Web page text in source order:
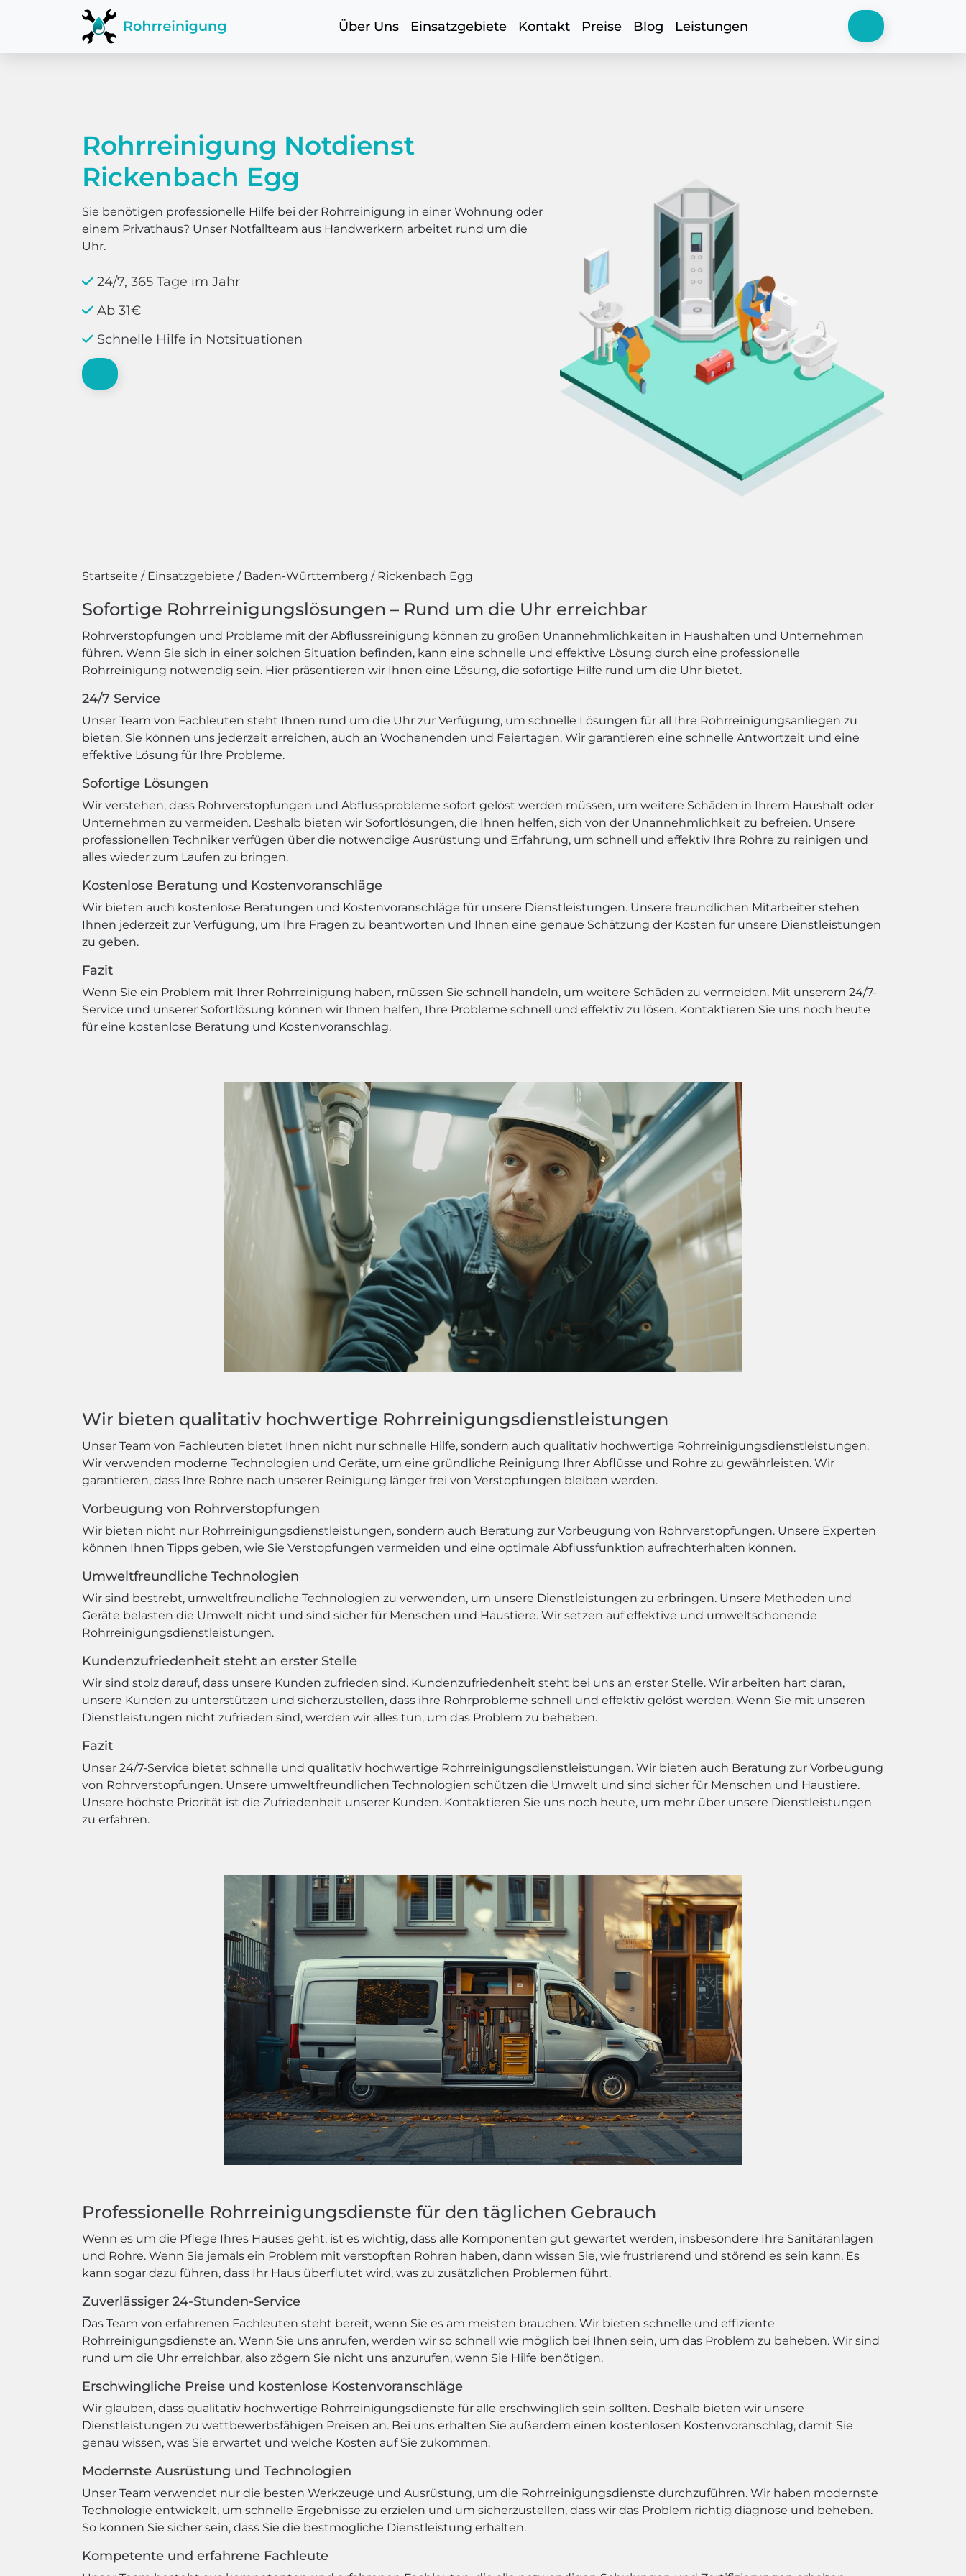
Über Uns Einsatzgebiete Kontakt Preise Blog Leistungen
Rohrreinigung Notdienst
Rickenbach Egg
Sie benötigen professionelle Hilfe bei der Rohrreinigung in einer Wohnung oder
einem Privathaus? Unser Notfallteam aus Handwerkern arbeitet rund um die
Uhr.
24/7, 365 Tage im Jahr
Ab 31€
Schnelle Hilfe in Notsituationen
Startseite Einsatzgebiete Baden-Württemberg Rickenbach Egg
Sofortige Rohrreinigungslösungen – Rund um die Uhr erreichbar
Rohrverstopfungen und Probleme mit der Abflussreinigung können zu großen Unannehmlichkeiten in Haushalten und Unternehmen
führen. Wenn Sie sich in einer solchen Situation befinden, kann eine schnelle und effektive Lösung durch eine professionelle
Rohrreinigung notwendig sein. Hier präsentieren wir Ihnen eine Lösung, die sofortige Hilfe rund um die Uhr bietet.
24/7 Service
Unser Team von Fachleuten steht Ihnen rund um die Uhr zur Verfügung, um schnelle Lösungen für all Ihre Rohrreinigungsanliegen zu
bieten. Sie können uns jederzeit erreichen, auch an Wochenenden und Feiertagen. Wir garantieren eine schnelle Antwortzeit und eine
effektive Lösung für Ihre Probleme.
Sofortige Lösungen
Wir verstehen, dass Rohrverstopfungen und Abflussprobleme sofort gelöst werden müssen, um weitere Schäden in Ihrem Haushalt oder
Unternehmen zu vermeiden. Deshalb bieten wir Sofortlösungen, die Ihnen helfen, sich von der Unannehmlichkeit zu befreien. Unsere
professionellen Techniker verfügen über die notwendige Ausrüstung und Erfahrung, um schnell und effektiv Ihre Rohre zu reinigen und
alles wieder zum Laufen zu bringen.
Kostenlose Beratung und Kostenvoranschläge
Wir bieten auch kostenlose Beratungen und Kostenvoranschläge für unsere Dienstleistungen. Unsere freundlichen Mitarbeiter stehen
Ihnen jederzeit zur Verfügung, um Ihre Fragen zu beantworten und Ihnen eine genaue Schätzung der Kosten für unsere Dienstleistungen
zu geben.
Fazit
Wenn Sie ein Problem mit Ihrer Rohrreinigung haben, müssen Sie schnell handeln, um weitere Schäden zu vermeiden. Mit unserem 24/7-
Service und unserer Sofortlösung können wir Ihnen helfen, Ihre Probleme schnell und effektiv zu lösen. Kontaktieren Sie uns noch heute
für eine kostenlose Beratung und Kostenvoranschlag.
Wir bieten qualitativ hochwertige Rohrreinigungsdienstleistungen
Unser Team von Fachleuten bietet Ihnen nicht nur schnelle Hilfe, sondern auch qualitativ hochwertige Rohrreinigungsdienstleistungen.
Wir verwenden moderne Technologien und Geräte, um eine gründliche Reinigung Ihrer Abflüsse und Rohre zu gewährleisten. Wir
garantieren, dass Ihre Rohre nach unserer Reinigung länger frei von Verstopfungen bleiben werden.
Vorbeugung von Rohrverstopfungen
Wir bieten nicht nur Rohrreinigungsdienstleistungen, sondern auch Beratung zur Vorbeugung von Rohrverstopfungen. Unsere Experten
können Ihnen Tipps geben, wie Sie Verstopfungen vermeiden und eine optimale Abflussfunktion aufrechterhalten können.
Umweltfreundliche Technologien
Wir sind bestrebt, umweltfreundliche Technologien zu verwenden, um unsere Dienstleistungen zu erbringen. Unsere Methoden und
Geräte belasten die Umwelt nicht und sind sicher für Menschen und Haustiere. Wir setzen auf effektive und umweltschonende
Rohrreinigungsdienstleistungen.
Kundenzufriedenheit steht an erster Stelle
Wir sind stolz darauf, dass unsere Kunden zufrieden sind. Kundenzufriedenheit steht bei uns an erster Stelle. Wir arbeiten hart daran,
unsere Kunden zu unterstützen und sicherzustellen, dass ihre Rohrprobleme schnell und effektiv gelöst werden. Wenn Sie mit unseren
Dienstleistungen nicht zufrieden sind, werden wir alles tun, um das Problem zu beheben.
Fazit
Unser 24/7-Service bietet schnelle und qualitativ hochwertige Rohrreinigungsdienstleistungen. Wir bieten auch Beratung zur Vorbeugung
von Rohrverstopfungen. Unsere umweltfreundlichen Technologien schützen die Umwelt und sind sicher für Menschen und Haustiere.
Unsere höchste Priorität ist die Zufriedenheit unserer Kunden. Kontaktieren Sie uns noch heute, um mehr über unsere Dienstleistungen
zu erfahren.
Professionelle Rohrreinigungsdienste für den täglichen Gebrauch
Wenn es um die Pflege Ihres Hauses geht, ist es wichtig, dass alle Komponenten gut gewartet werden, insbesondere Ihre Sanitäranlagen
und Rohre. Wenn Sie jemals ein Problem mit verstopften Rohren haben, dann wissen Sie, wie frustrierend und störend es sein kann. Es
kann sogar dazu führen, dass Ihr Haus überflutet wird, was zu zusätzlichen Problemen führt.
Zuverlässiger 24-Stunden-Service
Das Team von erfahrenen Fachleuten steht bereit, wenn Sie es am meisten brauchen. Wir bieten schnelle und effiziente
Rohrreinigungsdienste an. Wenn Sie uns anrufen, werden wir so schnell wie möglich bei Ihnen sein, um das Problem zu beheben. Wir sind
rund um die Uhr erreichbar, also zögern Sie nicht uns anzurufen, wenn Sie Hilfe benötigen.
Erschwingliche Preise und kostenlose Kostenvoranschläge
Wir glauben, dass qualitativ hochwertige Rohrreinigungsdienste für alle erschwinglich sein sollten. Deshalb bieten wir unsere
Dienstleistungen zu wettbewerbsfähigen Preisen an. Bei uns erhalten Sie außerdem einen kostenlosen Kostenvoranschlag, damit Sie
genau wissen, was Sie erwartet und welche Kosten auf Sie zukommen.
Modernste Ausrüstung und Technologien
Unser Team verwendet nur die besten Werkzeuge und Ausrüstung, um die Rohrreinigungsdienste durchzuführen. Wir haben modernste
Technologie entwickelt, um schnelle Ergebnisse zu erzielen und um sicherzustellen, dass wir das Problem richtig diagnose und beheben.
So können Sie sicher sein, dass Sie die bestmögliche Dienstleistung erhalten.
Kompetente und erfahrene Fachleute